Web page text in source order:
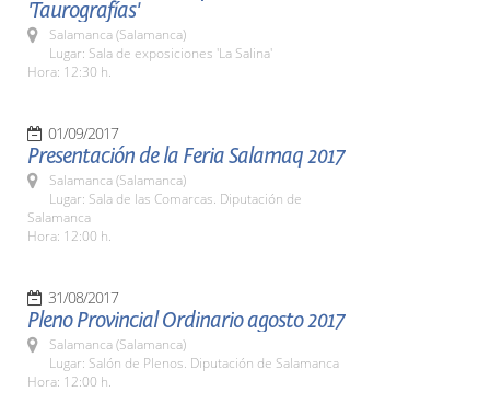
'Taurografías'
Salamanca (Salamanca)
Lugar: Sala de exposiciones 'La Salina'
Hora: 12:30 h.
01/09/2017
Presentación de la Feria Salamaq 2017
Salamanca (Salamanca)
Lugar: Sala de las Comarcas. Diputación de
Salamanca
Hora: 12:00 h.
31/08/2017
Pleno Provincial Ordinario agosto 2017
Salamanca (Salamanca)
Lugar: Salón de Plenos. Diputación de Salamanca
Hora: 12:00 h.